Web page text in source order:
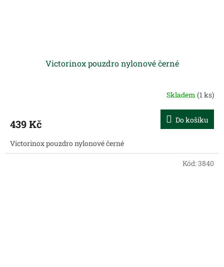
Victorinox pouzdro nylonové černé
Skladem (1 ks)
439 Kč Do košíku
Victorinox pouzdro nylonové černé
Kód:3840